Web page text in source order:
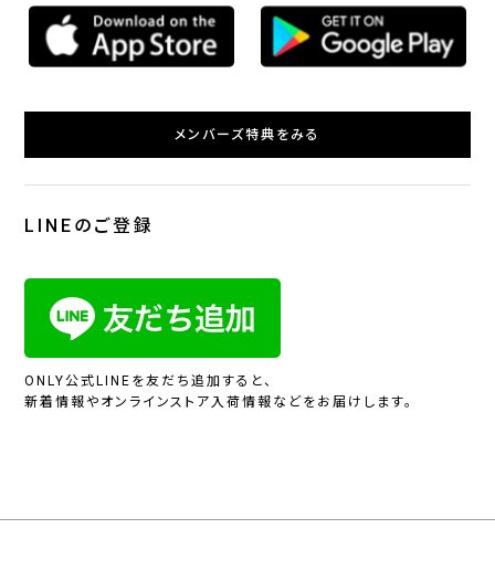
メンバーズ特典をみる
LINEのご登録
ONLY公式LINEを友だち追加すると、
新着情報やオンラインストア入荷情報などをお届けします。